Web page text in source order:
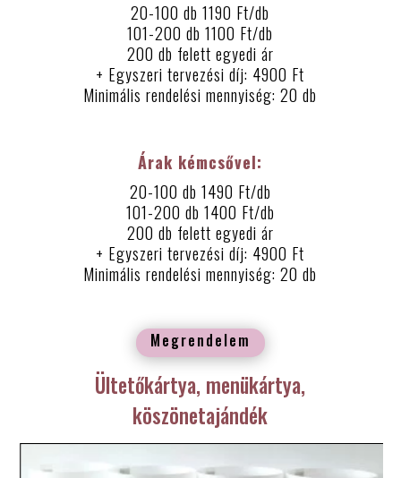
20-100 db 1190 Ft/db
101-200 db 1100 Ft/db
200 db felett egyedi ár
+ Egyszeri tervezési díj: 4900 Ft
Minimális rendelési mennyiség: 20 db
Árak kémcsővel:
20-100 db 1490 Ft/db
101-200 db 1400 Ft/db
200 db felett egyedi ár
+ Egyszeri tervezési díj: 4900 Ft
Minimális rendelési mennyiség: 20 db
Megrendelem
Ültetőkártya, menükártya,
köszönetajándék